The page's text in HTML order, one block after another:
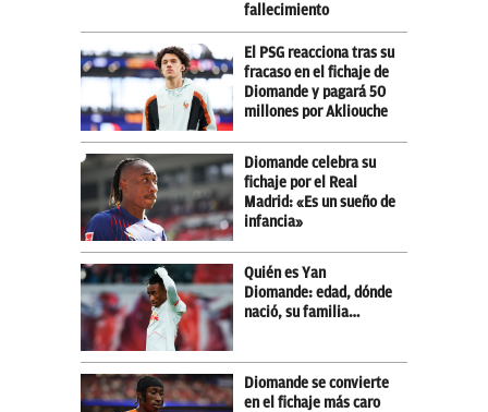
fallecimiento
El PSG reacciona tras su
fracaso en el fichaje de
Diomande y pagará 50
millones por Akliouche
Diomande celebra su
fichaje por el Real
Madrid: «Es un sueño de
infancia»
Quién es Yan
Diomande: edad, dónde
nació, su familia…
Diomande se convierte
en el fichaje más caro